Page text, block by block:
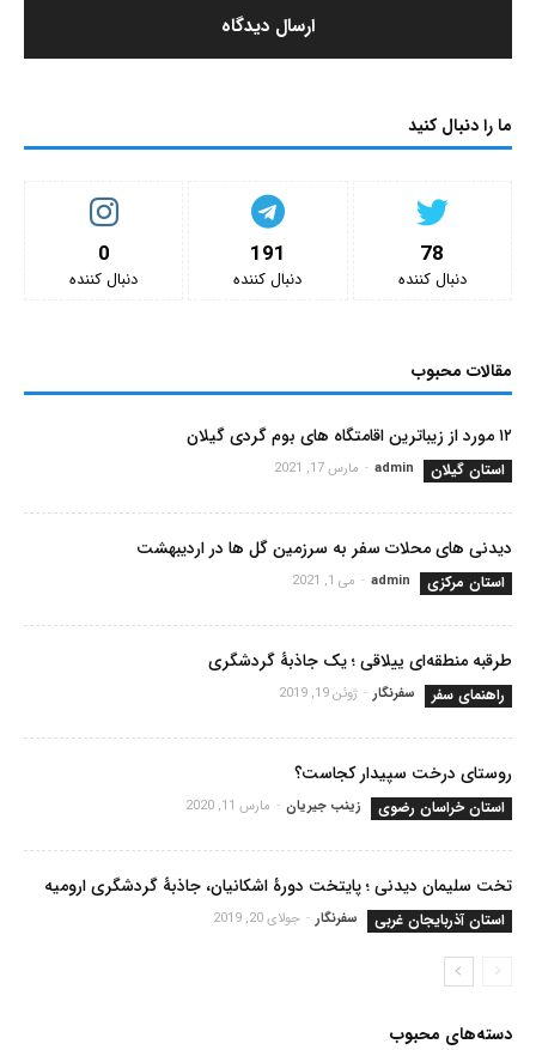
ما را دنبال کنید
0
دنبال کننده‌
191
دنبال کننده‌
78
دنبال کننده‌
مقالات محبوب
۱۲ مورد از زیباترین اقامتگاه های بوم گردی گیلان
استان گیلان admin
- مارس 17, 2021
دیدنی های محلات سفر به سرزمین گل ها در اردیبهشت
استان مرکزی admin
- می 1, 2021
طرقبه منطقه‌ای ییلاقی ؛ یک جاذبۀ گردشگری
راهنمای سفر سفرنگار - ژوئن 19, 2019
روستای درخت سپیدار کجاست؟
استان خراسان رضوی زینب جیریان - مارس 11, 2020
تخت سلیمان دیدنی ؛ پایتخت دورۀ اشکانیان، جاذبۀ گردشگری ارومیه
استان آذربایجان غربی سفرنگار - جولای 20, 2019
دسته‌های محبوب